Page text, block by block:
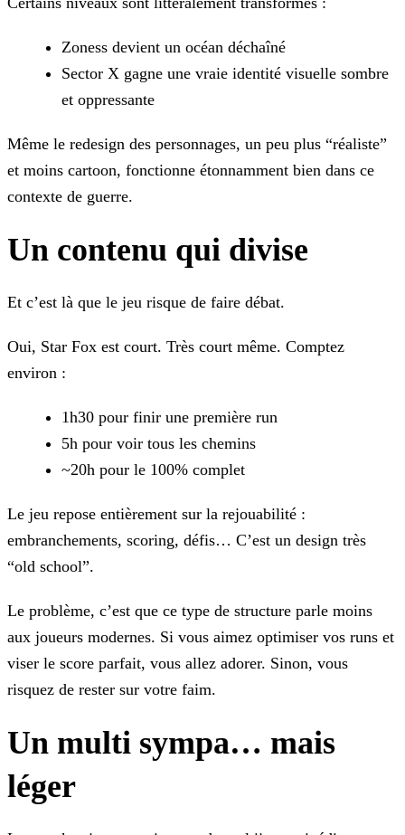
Zoness devient un océan déchaîné
Sector X gagne une vraie identité visuelle sombre
et oppressante
Même le redesign des personnages, un peu plus “réaliste”
et moins cartoon, fonctionne étonnamment bien dans ce
contexte de guerre.
Un contenu qui divise
Et c’est là que le jeu risque de faire débat.
Oui, Star Fox est court. Très court même. Comptez
environ :
1h30 pour finir une première run
5h pour voir tous les chemins
~20h pour le 100% complet
Le jeu repose entièrement sur la rejouabilité :
embranchements, scoring, défis… C’est un design très
“old school”.
Le problème, c’est que ce type de structure parle moins
aux joueurs modernes. Si vous aimez optimiser vos runs et
viser le score parfait, vous allez adorer. Sinon, vous
risquez de rester sur votre faim.
Un multi sympa… mais
léger